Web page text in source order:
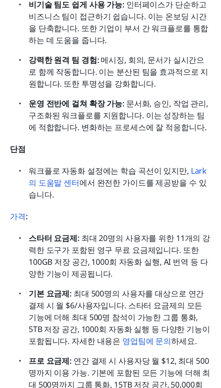
비기술 팀도 쉽게 사용 가능: 인터페이스가 단순하고
비즈니스 팀이 접근하기 쉽습니다. 이는 온보딩 시간
을 단축합니다. 또한 기업이 부서 간 워크플로를 통합
하는 데 도움을 줍니다.
강력한 원격 팀 경험: 메시징, 회의, 문서가 실시간으
로 함께 작동합니다. 이는 분산된 팀을 효과적으로 지
원합니다. 또한 투명성을 강화합니다.
운영 전반에 걸쳐 확장 가능: 문서화, 승인, 작업 관리,
구조화된 워크플로를 지원합니다. 이는 성장하는 팀
에 적합합니다. 변화하는 프로세스에 잘 적응합니다.
단점
워크플로 자동화 설정에는 학습 곡선이 있지만, Lark
의 도움말 센터에서 완전한 가이드를 제공받을 수 있
습니다.
가격:
스타터 요금제: 최대 20명의 사용자를 위한 11개의 강
력한 도구가 포함된 영구 무료 요금제입니다. 또한
100GB 저장 공간, 1000회 자동화 실행, AI 번역 등 다
양한 기능이 제공됩니다.
기본 요금제: 최대 500명의 사용자를 대상으로 연간
결제 시 월 $6/사용자입니다. 스타터 요금제의 모든
기능에 더해 최대 500명 참석이 가능한 그룹 통화,
5TB 저장 공간, 1000회 자동화 실행 등 다양한 기능이
포함됩니다. 자세한 내용은 영업팀에 문의하세요.
프로 요금제: 연간 결제 시 사용자당 월 $12, 최대 500
명까지 이용 가능. 기본에 포함된 모든 기능에 더해 최
대 500명까지 그룹 통화, 15TB 저장 공간, 50,000회